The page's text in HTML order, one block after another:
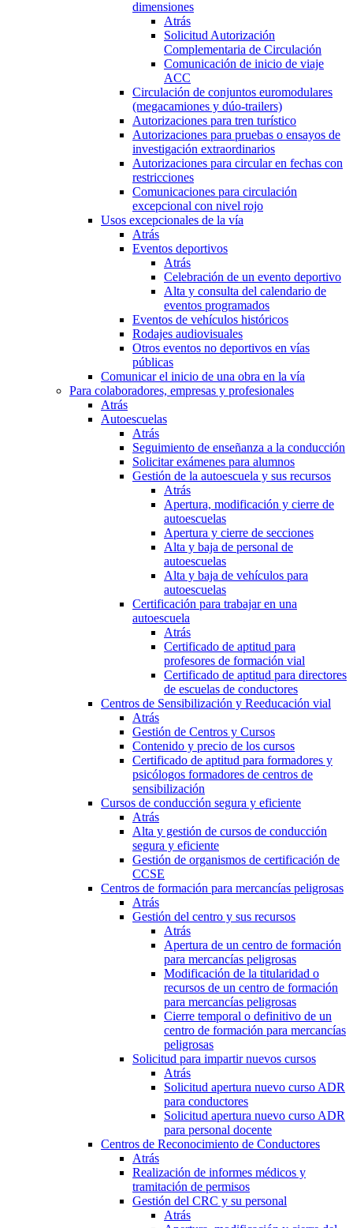
dimensiones
Atrás
Solicitud Autorización
Complementaria de Circulación
Comunicación de inicio de viaje
ACC
Circulación de conjuntos euromodulares
(megacamiones y dúo-trailers)
Autorizaciones para tren turístico
Autorizaciones para pruebas o ensayos de
investigación extraordinarios
Autorizaciones para circular en fechas con
restricciones
Comunicaciones para circulación
excepcional con nivel rojo
Usos excepcionales de la vía
Atrás
Eventos deportivos
Atrás
Celebración de un evento deportivo
Alta y consulta del calendario de
eventos programados
Eventos de vehículos históricos
Rodajes audiovisuales
Otros eventos no deportivos en vías
públicas
Comunicar el inicio de una obra en la vía
Para colaboradores, empresas y profesionales
Atrás
Autoescuelas
Atrás
Seguimiento de enseñanza a la conducción
Solicitar exámenes para alumnos
Gestión de la autoescuela y sus recursos
Atrás
Apertura, modificación y cierre de
autoescuelas
Apertura y cierre de secciones
Alta y baja de personal de
autoescuelas
Alta y baja de vehículos para
autoescuelas
Certificación para trabajar en una
autoescuela
Atrás
Certificado de aptitud para
profesores de formación vial
Certificado de aptitud para directores
de escuelas de conductores
Centros de Sensibilización y Reeducación vial
Atrás
Gestión de Centros y Cursos
Contenido y precio de los cursos
Certificado de aptitud para formadores y
psicólogos formadores de centros de
sensibilización
Cursos de conducción segura y eficiente
Atrás
Alta y gestión de cursos de conducción
segura y eficiente
Gestión de organismos de certificación de
CCSE
Centros de formación para mercancías peligrosas
Atrás
Gestión del centro y sus recursos
Atrás
Apertura de un centro de formación
para mercancías peligrosas
Modificación de la titularidad o
recursos de un centro de formación
para mercancías peligrosas
Cierre temporal o definitivo de un
centro de formación para mercancías
peligrosas
Solicitud para impartir nuevos cursos
Atrás
Solicitud apertura nuevo curso ADR
para conductores
Solicitud apertura nuevo curso ADR
para personal docente
Centros de Reconocimiento de Conductores
Atrás
Realización de informes médicos y
tramitación de permisos
Gestión del CRC y su personal
Atrás